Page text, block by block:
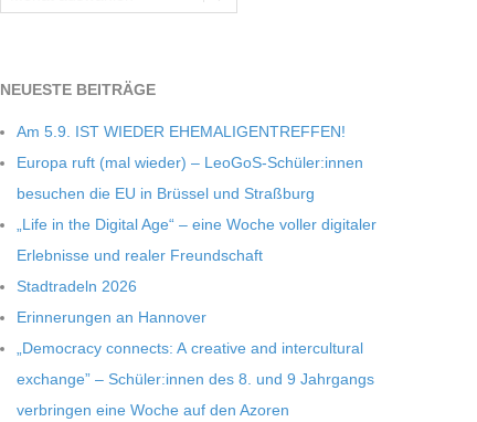
NEU­ESTE BEITRÄGE
Am 5.9. IST WIEDER EHEMALIGENTREFFEN!
Europa ruft (mal wie­der) – LeoGoS-Schüler:innen
besu­chen die EU in Brüs­sel und Straßburg
„Life in the Digi­tal Age“ – eine Woche vol­ler digi­ta­ler
Erleb­nisse und rea­ler Freundschaft
Stadt­ra­deln 2026
Erin­ne­run­gen an Hannover
„Demo­cracy con­nects: A crea­tive and inter­cul­tu­ral
exch­ange” – Schüler:innen des 8. und 9 Jahr­gangs
ver­brin­gen eine Woche auf den Azoren